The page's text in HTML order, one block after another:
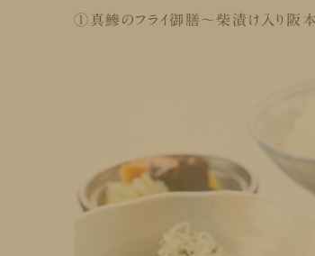
①真鰺のフライ御膳～柴漬け入り阪本